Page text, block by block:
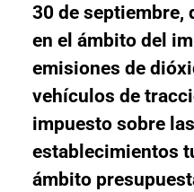
30 de septiembre,
en el ámbito del
emisiones de
vehículos de
impuesto sobre
establecimientos
ámbito